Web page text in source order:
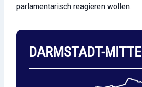
parlamentarisch reagieren wollen.
DARMSTADT-MITTE